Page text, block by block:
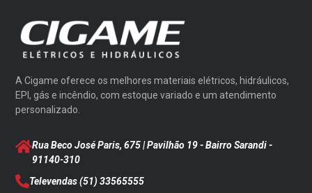
A Cigame oferece os melhores materiais elétricos, hidráulicos,
EPI, gás e incêndio, com estoque variado e um atendimento
personalizado.
Rua Beco José Paris, 675 | Pavilhão 19 - Bairro Sarandi-
91140-310
Televendas(51) 33565555